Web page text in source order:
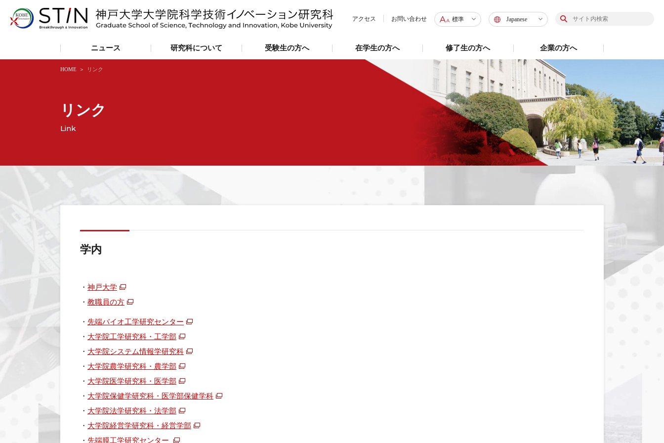
アクセス お問い合わせ 標準 Japanese
ニュース 研究科について 受験生の方へ 在学生の方へ 修了生の方へ 企業の方へ
リンク
Link
HOME リンク
学内
・ 神戸大学
・ 教職員の方
・ 先端バイオ工学研究センター
・ 大学院工学研究科・工学部
・ 大学院システム情報学研究科
・ 大学院農学研究科・農学部
・ 大学院医学研究科・医学部
・ 大学院保健学研究科・医学部保健学科
・ 大学院法学研究科・法学部
・ 大学院経営学研究科・経営学部
・ 先端膜工学研究センター